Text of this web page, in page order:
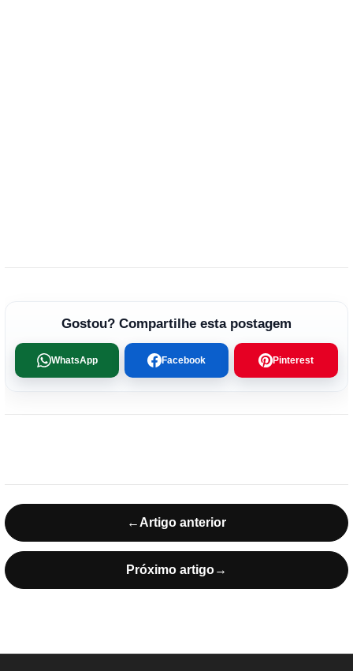
Gostou? Compartilhe esta postagem
WhatsApp Facebook Pinterest
← Artigo anterior
Próximo artigo→